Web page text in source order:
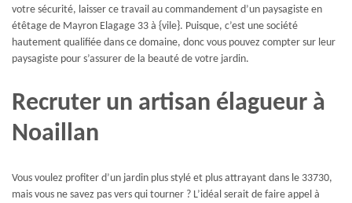
votre sécurité, laisser ce travail au commandement d’un paysagiste en
étêtage de Mayron Elagage 33 à {vile}. Puisque, c’est une société
hautement qualifiée dans ce domaine, donc vous pouvez compter sur leur
paysagiste pour s’assurer de la beauté de votre jardin.
Recruter un artisan élagueur à
Noaillan
Vous voulez profiter d’un jardin plus stylé et plus attrayant dans le 33730,
mais vous ne savez pas vers qui tourner ? L’idéal serait de faire appel à